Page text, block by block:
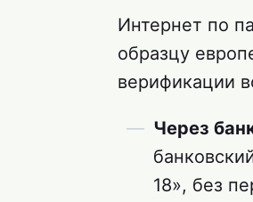
Интернет по
образцу
верификации
Через
18», без